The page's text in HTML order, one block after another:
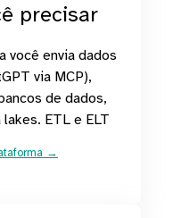
precisar
você envia dados
via MCP),
de dados,
ETL e ELT
→